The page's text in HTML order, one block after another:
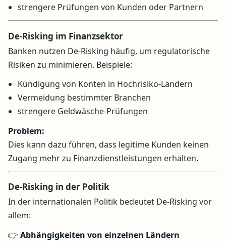
strengere Prüfungen von Kunden oder Partnern
De-Risking im Finanzsektor
Banken nutzen De-Risking häufig, um regulatorische
Risiken zu minimieren. Beispiele:
Kündigung von Konten in Hochrisiko-Ländern
Vermeidung bestimmter Branchen
strengere Geldwäsche-Prüfungen
Problem:
Dies kann dazu führen, dass legitime Kunden keinen
Zugang mehr zu Finanzdienstleistungen erhalten.
De-Risking in der Politik
In der internationalen Politik bedeutet De-Risking vor
allem:
👉 Abhängigkeiten von einzelnen Ländern